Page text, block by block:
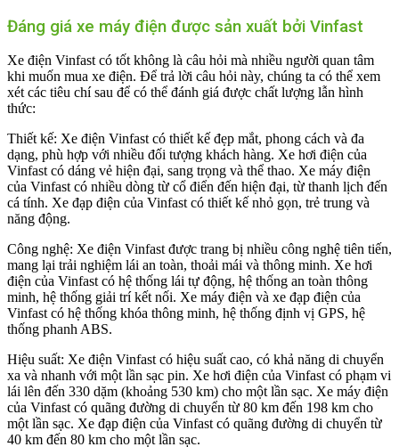
Đáng giá xe máy điện được sản xuất bởi Vinfast
Xe điện Vinfast có tốt không là câu hỏi mà nhiều người quan tâm
khi muốn mua xe điện. Để trả lời câu hỏi này, chúng ta có thể xem
xét các tiêu chí sau để có thể đánh giá được chất lượng lẫn hình
thức:
Thiết kế: Xe điện Vinfast có thiết kế đẹp mắt, phong cách và đa
dạng, phù hợp với nhiều đối tượng khách hàng. Xe hơi điện của
Vinfast có dáng vẻ hiện đại, sang trọng và thể thao. Xe máy điện
của Vinfast có nhiều dòng từ cổ điển đến hiện đại, từ thanh lịch đến
cá tính. Xe đạp điện của Vinfast có thiết kế nhỏ gọn, trẻ trung và
năng động.
Công nghệ: Xe điện Vinfast được trang bị nhiều công nghệ tiên tiến,
mang lại trải nghiệm lái an toàn, thoải mái và thông minh. Xe hơi
điện của Vinfast có hệ thống lái tự động, hệ thống an toàn thông
minh, hệ thống giải trí kết nối. Xe máy điện và xe đạp điện của
Vinfast có hệ thống khóa thông minh, hệ thống định vị GPS, hệ
thống phanh ABS.
Hiệu suất: Xe điện Vinfast có hiệu suất cao, có khả năng di chuyển
xa và nhanh với một lần sạc pin. Xe hơi điện của Vinfast có phạm vi
lái lên đến 330 dặm (khoảng 530 km) cho một lần sạc. Xe máy điện
của Vinfast có quãng đường di chuyển từ 80 km đến 198 km cho
một lần sạc. Xe đạp điện của Vinfast có quãng đường di chuyển từ
40 km đến 80 km cho một lần sạc.